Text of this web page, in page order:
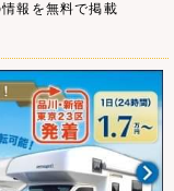
報を無料で掲載